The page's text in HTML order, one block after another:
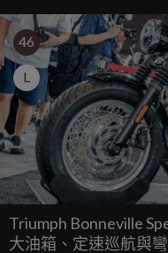
46
L
Triumph Bonneville
大油箱、定速巡航與